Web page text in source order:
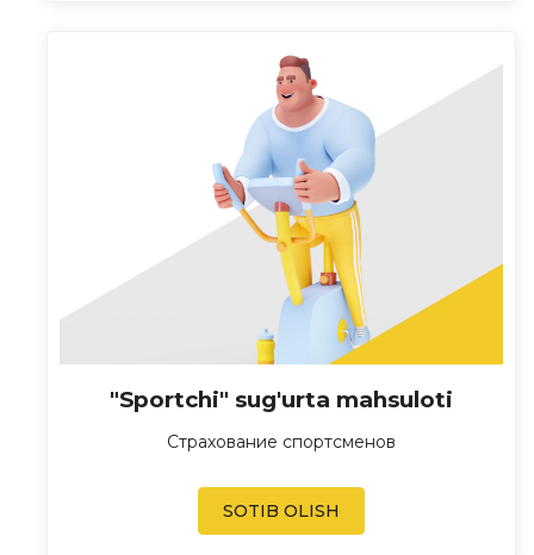
"Sportchi" sug'urta mahsuloti
Страхование спортсменов
SOTIB OLISH